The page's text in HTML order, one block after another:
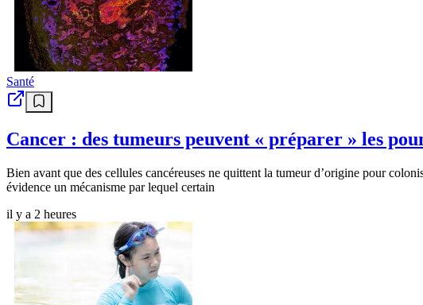
Santé
Cancer : des tumeurs peuvent « préparer » les
Bien avant que des cellules cancéreuses ne quittent la tumeur d’origine pour
évidence un mécanisme par lequel certain
il y a 2 heures